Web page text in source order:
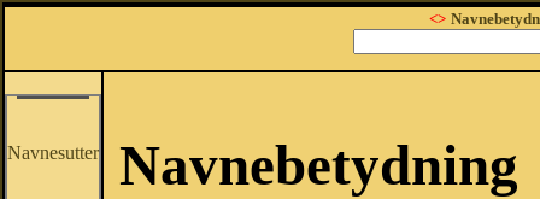
<>
Navnesutter Navnebetydning